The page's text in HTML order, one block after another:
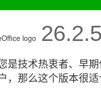
26.2.5
是技术热衷者、早
，那么这个版本很适